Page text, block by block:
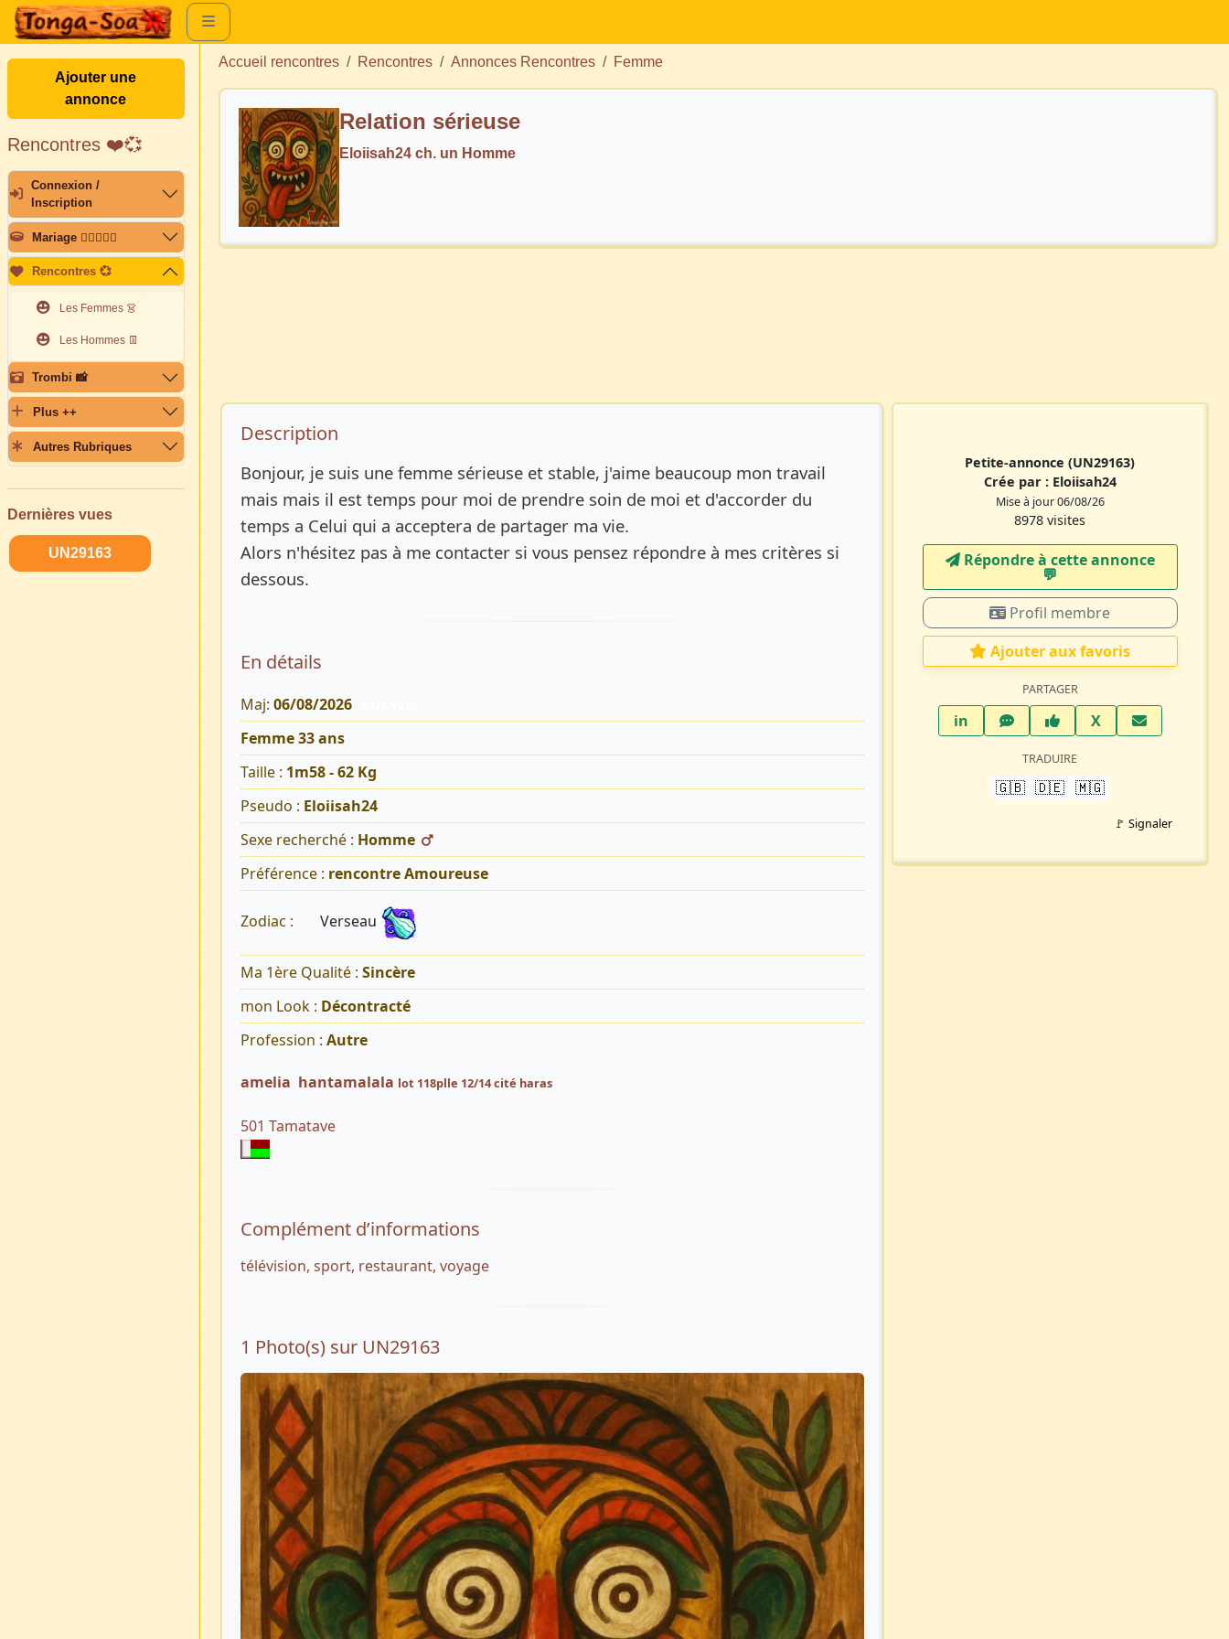
Ajouter une
annonce
Rencontres ❤️💞
Connexion /
Inscription
Mariage 👩🏽‍❤️‍👨🏽
Rencontres 💞
Les Femmes 👗
Les Hommes 👖
Trombi 📸
Plus ++
Autres Rubriques
Dernières vues
UN29163
Accueil rencontres Rencontres Annonces Rencontres Femme
Relation sérieuse
Eloiisah24 ch. un Homme
Description de l’annonce
Description
Bonjour, je suis une femme sérieuse et stable, j'aime beaucoup mon travail
mais mais il est temps pour moi de prendre soin de moi et d'accorder du
temps a Celui qui a acceptera de partager ma vie.
Alors n'hésitez pas à me contacter si vous pensez répondre à mes critères si
dessous.
En détails
Maj: 06/08/2026
Femme 33 ans
Taille : 1m58 - 62 Kg
Pseudo : Eloiisah24
Sexe recherché : Homme
Préférence : rencontre Amoureuse
Zodiac : Verseau
Ma 1ère Qualité : Sincère
mon Look : Décontracté
Profession : Autre
amelia hantamalala lot 118plle 12/14 cité haras
501 Tamatave
Complément d’informations
télévision, sport, restaurant, voyage
1 Photo(s) sur UN29163
Petite-annonce(UN29163)
Crée par : Eloiisah24
Mise à jour 06/08/26
8978 visites
Répondre à cette annonce
💬​
Profil membre
Ajouter aux favoris
PARTAGER
inLinkedInWhatsAppFacebook
XTwitter X
TRADUIRE
🇬🇧 🇩🇪 🇲🇬
🚩 Signaler